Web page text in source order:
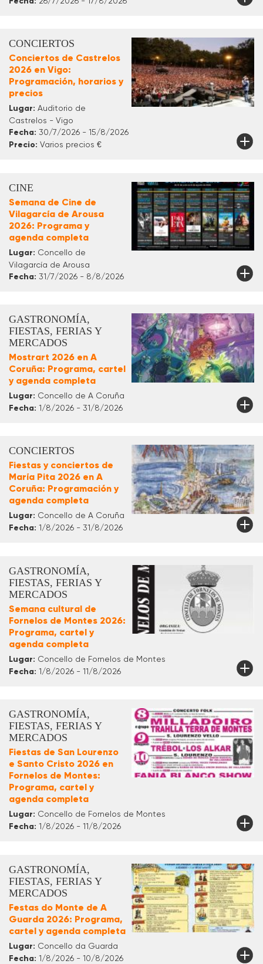
CONCIERTOS
Conciertos de Castrelos
2026 en Vigo:
Programación, horarios y
precios
Lugar: Auditorio de
Castrelos - Vigo
Fecha: 30/7/2026 - 15/8/2026
Precio: Varios precios €
CINE
Semana de Cine de
Vilagarcía de Arousa
2026: Programa y
agenda completa
Lugar: Concello de
Vilagarcía de Arousa
Fecha: 31/7/2026 - 8/8/2026
GASTRONOMÍA,
FIESTAS, FERIAS Y
MERCADOS
Mostrart 2026 en A
Coruña: Programa, cartel
y agenda completa
Lugar: Concello de A Coruña
Fecha: 1/8/2026 - 31/8/2026
CONCIERTOS
Fiestas y conciertos de
María Pita 2026 en A
Coruña: Programación y
agenda completa
Lugar: Concello de A Coruña
Fecha: 1/8/2026 - 31/8/2026
GASTRONOMÍA,
FIESTAS, FERIAS Y
MERCADOS
Semana cultural de
Fornelos de Montes 2026:
Programa, cartel y
agenda completa
Lugar: Concello de Fornelos de Montes
Fecha: 1/8/2026 - 11/8/2026
GASTRONOMÍA,
FIESTAS, FERIAS Y
MERCADOS
Fiestas de San Lourenzo
e Santo Cristo 2026 en
Fornelos de Montes:
Programa, cartel y
agenda completa
Lugar: Concello de Fornelos de Montes
Fecha: 1/8/2026 - 11/8/2026
GASTRONOMÍA,
FIESTAS, FERIAS Y
MERCADOS
Festas do Monte de A
Guarda 2026: Programa,
cartel y agenda completa
Lugar: Concello da Guarda
Fecha: 1/8/2026 - 10/8/2026